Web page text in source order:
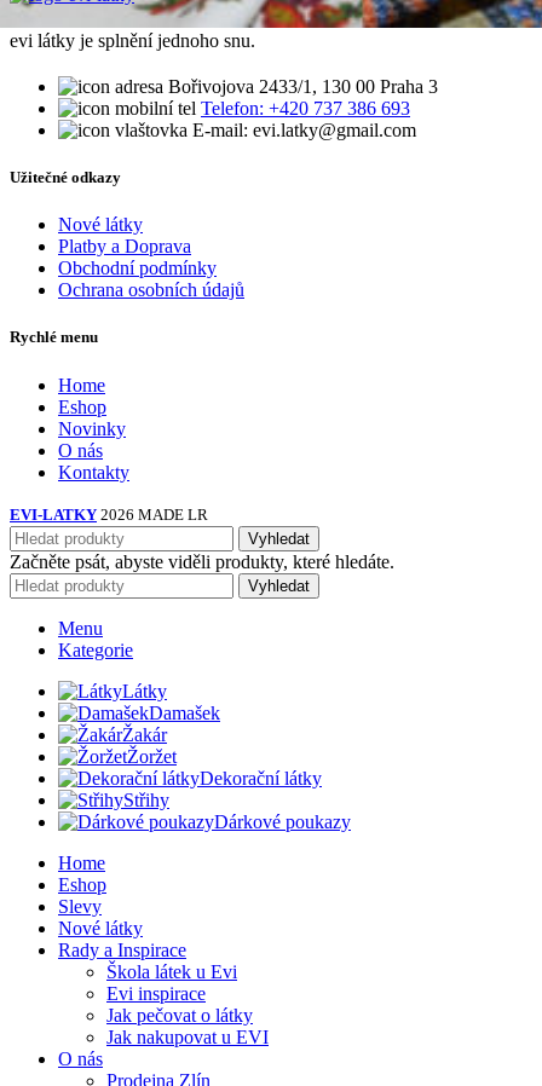
evi látky je splnění jednoho snu.
Bořivojova 2433/1, 130 00 Praha 3
Telefon: +420 737 386 693
E-mail: evi.latky@gmail.com
Užitečné odkazy
Nové látky
Platby a Doprava
Obchodní podmínky
Ochrana osobních údajů
Rychlé menu
Home
Eshop
Novinky
O nás
Kontakty
EVI-LATKY 2026 MADE LR
Vyhledat
Začněte psát, abyste viděli produkty, které hledáte.
Vyhledat
Menu
Kategorie
Látky
Damašek
Žakár
Žoržet
Dekorační látky
Střihy
Dárkové poukazy
Home
Eshop
Slevy
Nové látky
Rady a Inspirace
Škola látek u Evi
Evi inspirace
Jak pečovat o látky
Jak nakupovat u EVI
O nás
Prodejna Zlín